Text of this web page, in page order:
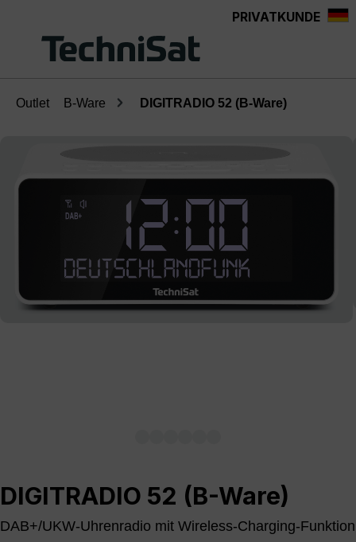
PRIVATKUNDE
Outlet B-Ware DIGITRADIO 52 (B-Ware)
DIGITRADIO 52 (B-Ware)
DAB+/UKW-Uhrenradio mit Wireless-Charging-Funktion